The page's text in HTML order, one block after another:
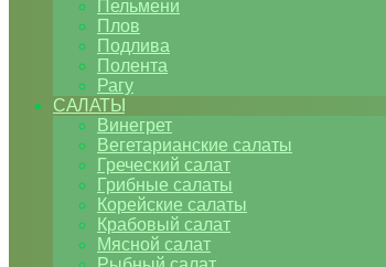
Пельмени
Плов
Подлива
Полента
Рагу
САЛАТЫ
Винегрет
Вегетарианские салаты
Греческий салат
Грибные салаты
Корейские салаты
Крабовый салат
Мясной салат